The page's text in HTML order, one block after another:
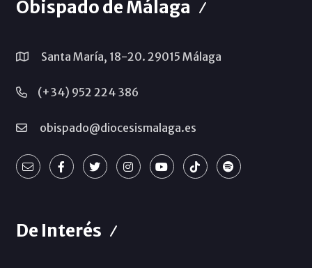
Obispado de Málaga
Santa María, 18-20. 29015 Málaga
(+34) 952 224 386
obispado@diocesismalaga.es
De Interés